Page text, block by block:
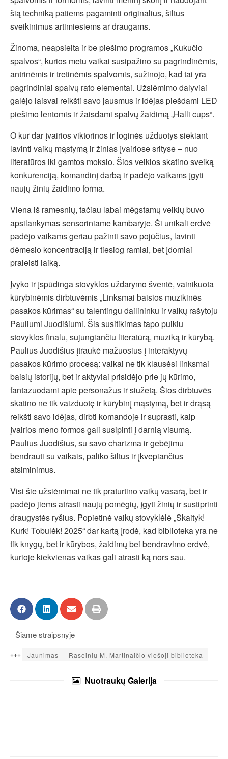
šią techniką patiems pagaminti originalius, šiltus
sveikinimus artimiesiems ar draugams.
Žinoma, neapsieita ir be piešimo programos „Kukučio
spalvos“, kurios metu vaikai susipažino su pagrindinėmis,
antrinėmis ir tretinėmis spalvomis, sužinojo, kad tai yra
pagrindiniai spalvų rato elementai. Užsiėmimo dalyviai
galėjo laisvai reikšti savo jausmus ir idėjas piešdami LED
piešimo lentomis ir žaisdami spalvų žaidimą „Halli cups“.
O kur dar įvairios viktorinos ir loginės užduotys siekiant
lavinti vaikų mąstymą ir žinias įvairiose srityse – nuo
literatūros iki gamtos mokslo. Šios veiklos skatino sveiką
konkurenciją, komandinį darbą ir padėjo vaikams įgyti
naujų žinių žaidimo forma.
Viena iš ramesnių, tačiau labai mėgstamų veiklų buvo
apsilankymas sensoriniame kambaryje. Ši unikali erdvė
padėjo vaikams geriau pažinti savo pojūčius, lavinti
dėmesio koncentraciją ir tiesiog ramiai, bet įdomiai
praleisti laiką.
Įvyko ir įspūdinga stovyklos uždarymo šventė, vainikuota
kūrybinėmis dirbtuvėmis „Linksmai baisios muzikinės
pasakos kūrimas“ su talentingu dailininku ir vaikų rašytoju
Pauliumi Juodišiumi. Šis susitikimas tapo puikiu
stovyklos finalu, sujungiančiu literatūrą, muziką ir kūrybą.
Paulius Juodišius įtraukė mažuosius į interaktyvų
pasakos kūrimo procesą: vaikai ne tik klausėsi linksmai
baisių istorijų, bet ir aktyviai prisidėjo prie jų kūrimo,
fantazuodami apie personažus ir siužetą. Šios dirbtuvės
skatino ne tik vaizduotę ir kūrybinį mąstymą, bet ir drąsą
reikšti savo idėjas, dirbti komandoje ir suprasti, kaip
įvairios meno formos gali susipinti į darnią visumą.
Paulius Juodišius, su savo charizma ir gebėjimu
bendrauti su vaikais, paliko šiltus ir įkvepiančius
atsiminimus.
Visi šie užsiėmimai ne tik praturtino vaikų vasarą, bet ir
padėjo jiems atrasti naujų pomėgių, įgyti žinių ir sustiprinti
draugystės ryšius. Popietinė vaikų stovyklėlė „Skaityk!
Kurk! Tobulėk! 2025“ dar kartą įrodė, kad biblioteka yra ne
tik knygų, bet ir kūrybos, žaidimų bei bendravimo erdvė,
kurioje kiekvienas vaikas gali atrasti ką nors sau.
Šiame straipsnyje
+++ Jaunimas Raseinių M. Martinaičio viešoji biblioteka
Nuotraukų Galerija